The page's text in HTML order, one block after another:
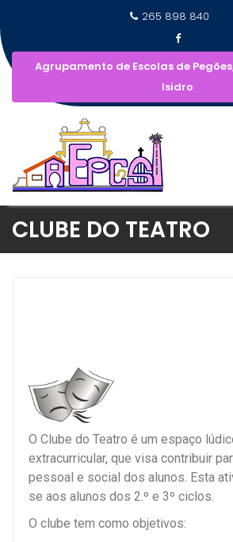
265 898 840
Agrupamento de Escolas de
Isidro
CLUBE DO TEATRO
O Clube do Teatro é um espaço
extracurricular, que visa contribuir
pessoal e social dos alunos. Esta
se aos alunos dos 2.º e 3º ciclos.
O clube tem como objetivos: